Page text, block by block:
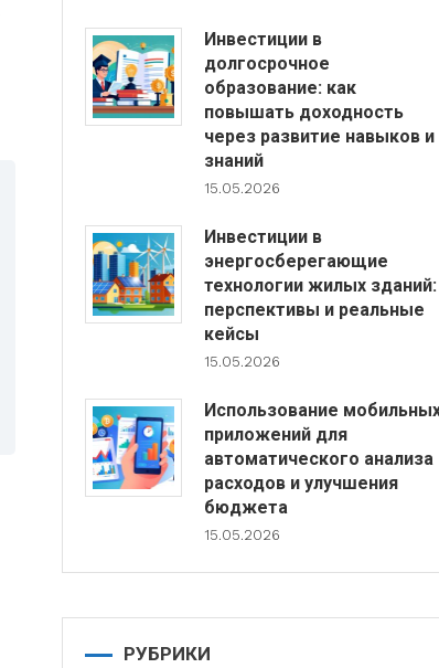
Инвестиции в
долгосрочное
образование: как
повышать доходность
через развитие навыков и
знаний
15.05.2026
Инвестиции в
энергосберегающие
технологии жилых зданий:
перспективы и реальные
кейсы
15.05.2026
Использование
приложений для
автоматического анализа
расходов и улучшения
бюджета
15.05.2026
РУБРИКИ